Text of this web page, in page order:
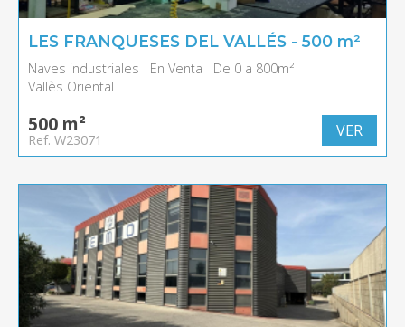
LES FRANQUESES DEL VALLÉS - 500 m²
Naves industriales En Venta
De 0 a 800m²
Vallès Oriental
500 m²
Ref. W23071 VER